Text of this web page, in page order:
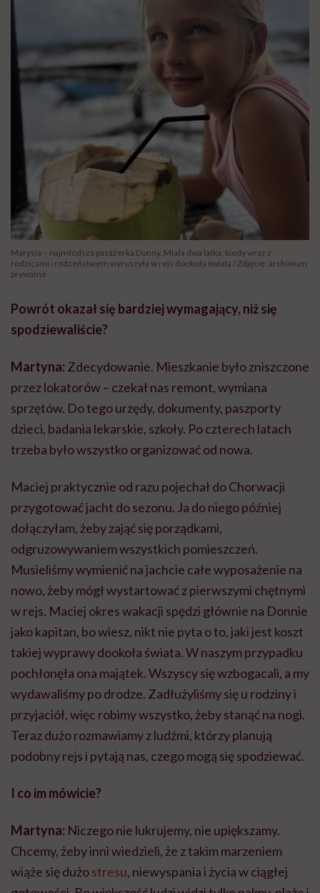
Marysia – najmłodsza pasażerka Donny. Miała dwa latka, kiedy wraz z
rodzicami i rodzeństwem wyruszyła w rejs dookoła świata / Zdjęcie: archiwum
prywatne
Powrót okazał się bardziej wymagający, niż się
spodziewaliście?
Martyna: Zdecydowanie. Mieszkanie było zniszczone
przez lokatorów – czekał nas remont, wymiana
sprzętów. Do tego urzędy, dokumenty, paszporty
dzieci, badania lekarskie, szkoły. Po czterech latach
trzeba było wszystko organizować od nowa.
Maciej praktycznie od razu pojechał do Chorwacji
przygotować jacht do sezonu. Ja do niego później
dołączyłam, żeby zająć się porządkami,
odgruzowywaniem wszystkich pomieszczeń.
Musieliśmy wymienić na jachcie całe wyposażenie na
nowo, żeby mógł wystartować z pierwszymi chętnymi
w rejs. Maciej okres wakacji spędzi głównie na Donnie
jako kapitan, bo wiesz, nikt nie pyta o to, jaki jest koszt
takiej wyprawy dookoła świata. W naszym przypadku
pochłonęła ona majątek. Wszyscy się wzbogacali, a my
wydawaliśmy po drodze. Zadłużyliśmy się u rodziny i
przyjaciół, więc robimy wszystko, żeby stanąć na nogi.
Teraz dużo rozmawiamy z ludźmi, którzy planują
podobny rejs i pytają nas, czego mogą się spodziewać.
I co im mówicie?
Martyna: Niczego nie lukrujemy, nie upiększamy.
Chcemy, żeby inni wiedzieli, że z takim marzeniem
wiąże się dużostresu, niewyspania i życia w ciągłej